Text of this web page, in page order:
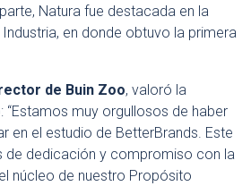
Natura fue destacada en la
en donde obtuvo la primera
de Buin Zoo, valoró la
“Estamos muy orgullosos de haber
en el estudio de BetterBrands. Este
de dedicación y compromiso con la
núcleo de nuestro Propósito